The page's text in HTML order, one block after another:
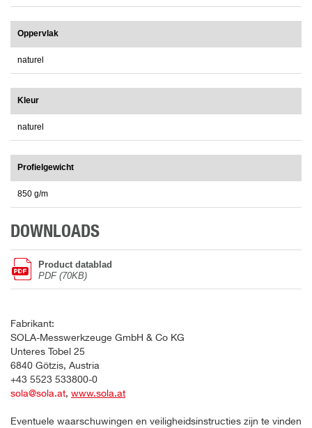
Oppervlak
naturel
Kleur
naturel
Profielgewicht
850 g/m
DOWNLOADS
Product datablad
PDF (70KB)
Fabrikant:
SOLA-Messwerkzeuge GmbH & Co KG
Unteres Tobel 25
6840 Götzis, Austria
+43 5523 533800-0
sola@sola.at, www.sola.at
Eventuele waarschuwingen en veiligheidsinstructies zijn te vinden